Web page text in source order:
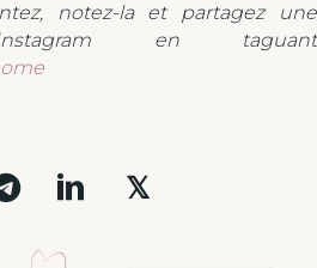
notez-la et partagez une
en taguant
𝕏